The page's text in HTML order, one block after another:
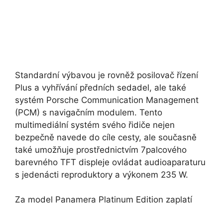
Standardní výbavou je rovněž posilovač řízení
Plus a vyhřívání předních sedadel, ale také
systém Porsche Communication Management
(PCM) s navigačním modulem. Tento
multimediální systém svého řidiče nejen
bezpečně navede do cíle cesty, ale současně
také umožňuje prostřednictvím 7palcového
barevného TFT displeje ovládat audioaparaturu
s jedenácti reproduktory a výkonem 235 W.
Za model Panamera Platinum Edition zaplatí